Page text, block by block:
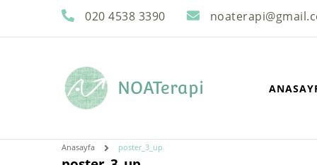
020 4538 3390
NOATerapi
Anasayfa poster_3_up